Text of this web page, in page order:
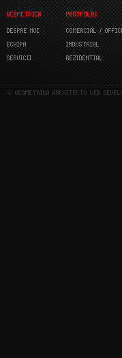
GEOMETRICA
DESPRE NOI
ECHIPA
SERVICII
PORTFOLIU
COMERCIAL /
INDUSTRIAL
REZIDENTIAL
© GEOMETRICA ARCHITECTS WEB